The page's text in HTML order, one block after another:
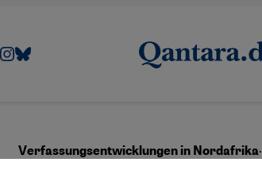
Verfassungsentwicklungen in Nordafrika·